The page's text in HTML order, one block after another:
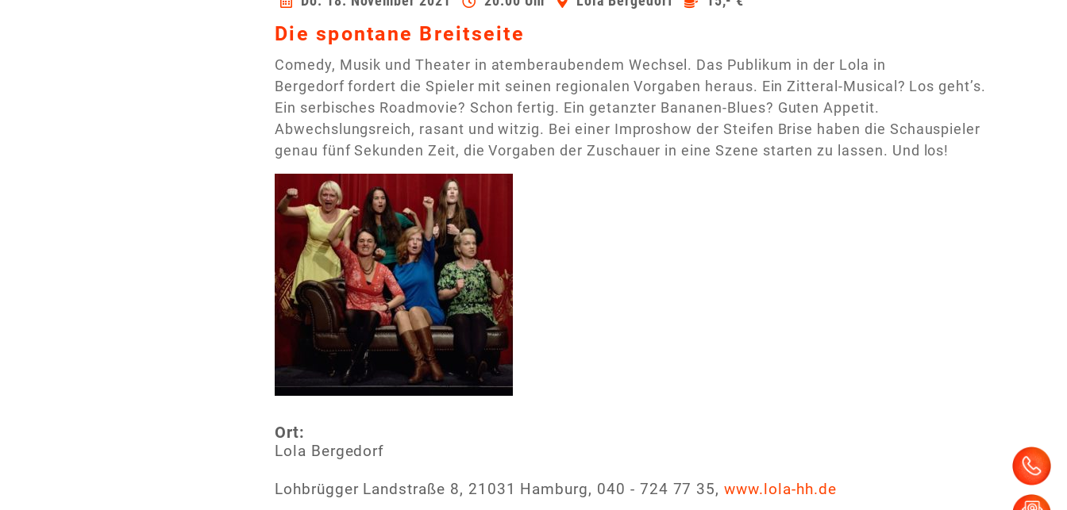
Die spontane Breitseite
Comedy, Musik und Theater in atemberaubendem Wechsel. Das Publikum in der Lola in
Bergedorf fordert die Spieler mit seinen regionalen Vorgaben heraus. Ein Zitteral-Musical? Los geht’s.
Ein serbisches Roadmovie? Schon fertig. Ein getanzter Bananen-Blues? Guten Appetit.
Abwechslungsreich, rasant und witzig. Bei einer Improshow der Steifen Brise haben die Schauspieler
genau fünf Sekunden Zeit, die Vorgaben der Zuschauer in eine Szene starten zu lassen. Und los!
Ort:
Lola Bergedorf
Lohbrügger Landstraße 8, 21031 Hamburg, 040 - 724 77 35,www.lola-hh.de